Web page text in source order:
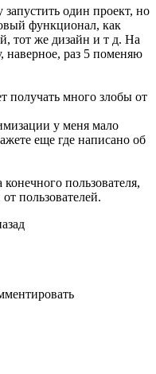
один проект, но
функционал, как
тот же дизайн и т д. На
наверное, раз 5 поменяю
получать много злобы от
у меня мало
еще где написано об
пользователя,
пользователей.